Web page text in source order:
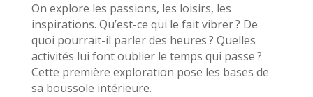
On explore les passions, les loisirs, les
inspirations. Qu’est-ce qui le fait vibrer ? De
quoi pourrait-il parler des heures ? Quelles
activités lui font oublier le temps qui passe ?
Cette première exploration pose les bases de
sa boussole intérieure.